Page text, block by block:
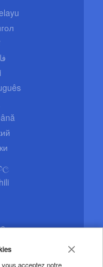
acceptez notre